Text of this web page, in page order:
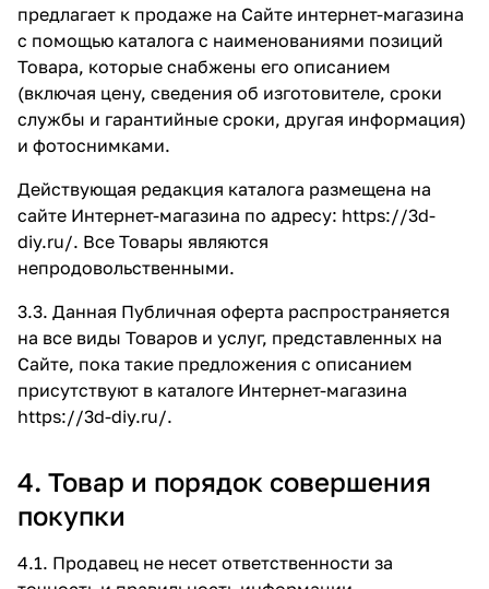
предлагает к продаже на Сайте интернет-магазина
с помощью каталога с наименованиями позиций
Товара, которые снабжены его описанием
(включая цену, сведения об изготовителе, сроки
службы и гарантийные сроки, другая информация)
и фотоснимками.
Действующая редакция каталога размещена на
сайте Интернет-магазина по адресу: https://3d-
diy.ru/. Все Товары являются
непродовольственными.
3.3. Данная Публичная оферта распространяется
на все виды Товаров и услуг, представленных на
Сайте, пока такие предложения с описанием
присутствуют в каталоге Интернет-магазина
https://3d-diy.ru/.
4. Товар и порядок совершения
покупки
4.1. Продавец не несет ответственности за